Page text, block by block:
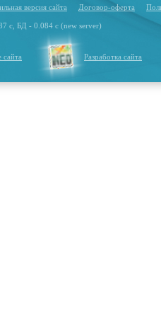
версия сайта Договор-оферта
с, БД - 0.084 с (new server)
Разработка сайта